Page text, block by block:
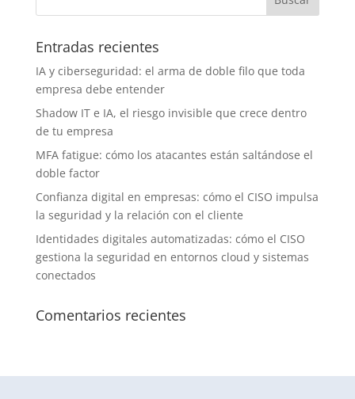
Entradas recientes
IA y ciberseguridad: el arma de doble filo que toda
empresa debe entender
Shadow IT e IA, el riesgo invisible que crece dentro
de tu empresa
MFA fatigue: cómo los atacantes están saltándose el
doble factor
Confianza digital en empresas: cómo el CISO impulsa
la seguridad y la relación con el cliente
Identidades digitales automatizadas: cómo el CISO
gestiona la seguridad en entornos cloud y sistemas
conectados
Comentarios recientes